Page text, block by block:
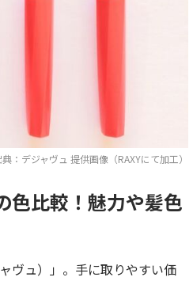
典：デジャヴュ 提供画像（RAXYにて加工）
比較！魅力や髪色
ヴュ）」。手に取りやすい価